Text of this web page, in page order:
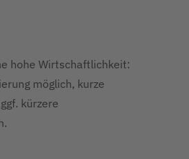
hohe Wirtschaftlichkeit:
möglich, kurze
kürzere